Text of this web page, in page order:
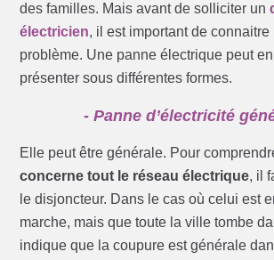
des familles. Mais avant de solliciter un
électricien, il est important de
problème. Une panne électrique peut
présenter sous différentes formes.
- Panne d’électricité
Elle peut être générale. Pour
concerne tout le réseau électrique, il
le disjoncteur. Dans le cas où celui est
marche, mais que toute la ville tombe
indique que la coupure est générale